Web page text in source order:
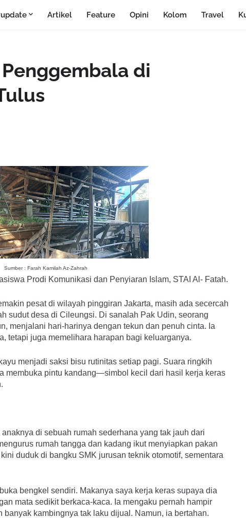
Artikel Feature Opini Kolom Travel
di
Sumber : Farah Kamilah Az-Zahrah
Prodi Komunikasi dan Penyiaran Islam, STAI Al- Fatah.
pesat di wilayah pinggiran Jakarta, masih ada secercah
sudut desa di Cileungsi. Di sanalah Pak Udin, seorang
menjalani hari-harinya dengan tekun dan penuh cinta. Ia
tetapi juga memelihara harapan bagi keluarganya.
menjadi saksi bisu rutinitas setiap pagi. Suara ringkih
membuka pintu kandang—simbol kecil dari hasil kerja keras
di sebuah rumah sederhana yang tak jauh dari
rumah tangga dan kadang ikut menyiapkan pakan
duduk di bangku SMK jurusan teknik otomotif, sementara
bengkel sendiri. Makanya saya kerja keras supaya dia
mata sedikit berkaca-kaca. Ia mengaku pernah hampir
kambingnya tak laku dijual. Namun, ia bertahan.